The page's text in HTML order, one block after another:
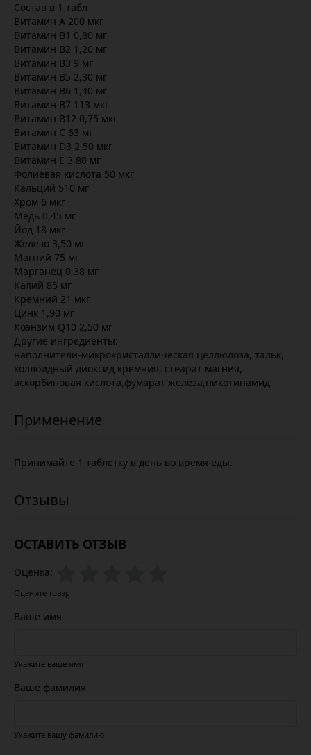
Состав в 1 табл
Витамин A 200 мкг
Витамин B1 0,80 мг
Витамин B2 1,20 мг
Витамин B3 9 мг
Витамин B5 2,30 мг
Витамин B6 1,40 мг
Витамин B7 113 мкг
Витамин B12 0,75 мкг
Витамин C 63 мг
Витамин D3 2,50 мкг
Витамин E 3,80 мг
Фолиевая кислота 50 мкг
Кальций 510 мг
Хром 6 мкг
Медь 0,45 мг
Йод 18 мкг
Железо 3,50 мг
Магний 75 мг
Марганец 0,38 мг
Калий 85 мг
Кремний 21 мкг
Цинк 1,90 мг
Коэнзим Q10 2,50 мг
Другие ингредиенты:
наполнители-микрокристаллическая целлюлоза, тальк,
коллоидный диоксид кремния, стеарат магния,
аскорбиновая кислота,фумарат железа,никотинамид
Принимайте 1 таблетку в день во время еды.
ОСТАВИТЬ ОТЗЫВ
Оценка:
Оцените товар
Ваше имя
Укажите ваше имя
Ваше фамилия
Укажите вашу фамилию